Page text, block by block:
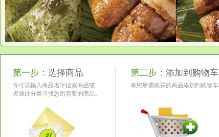
第一步： 选择商品
你可以输入商品名字搜索商品或
者通过分类寻找您所需要的商品。
第二步： 添加到购物车
将您所需购买的商品添加到购物